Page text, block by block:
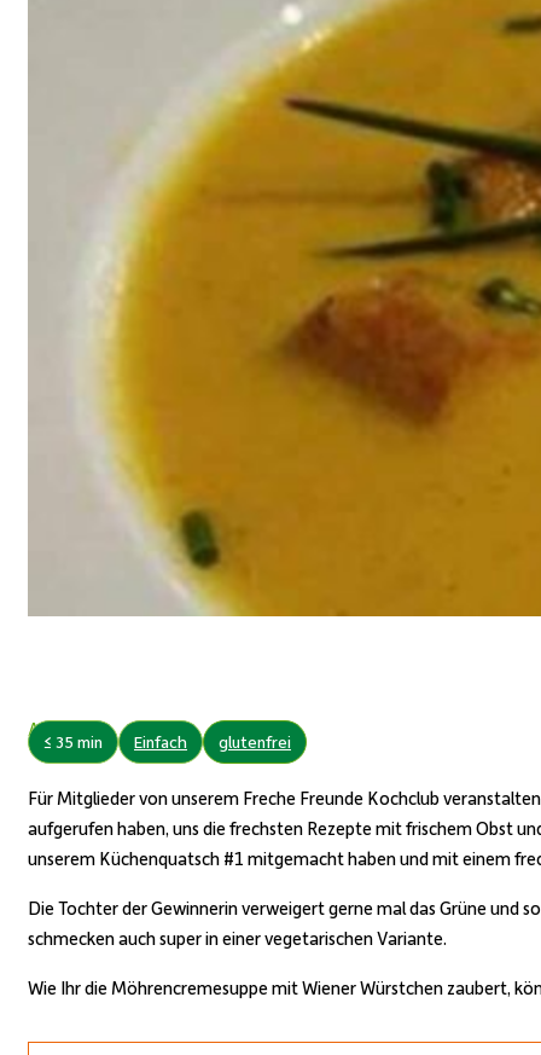
Autor:
≤ 35 min Einfach glutenfrei
Für Mitglieder von unserem Freche Freunde Kochclub
aufgerufen haben, uns die frechsten Rezepte mit frischem Obst
unserem Küchenquatsch #1 mitgemacht haben und mit einem
Die Tochter der Gewinnerin verweigert gerne mal das Grüne und
schmecken auch super in einer vegetarischen Variante.
Wie Ihr die Möhrencremesuppe mit Wiener Würstchen zaubert,